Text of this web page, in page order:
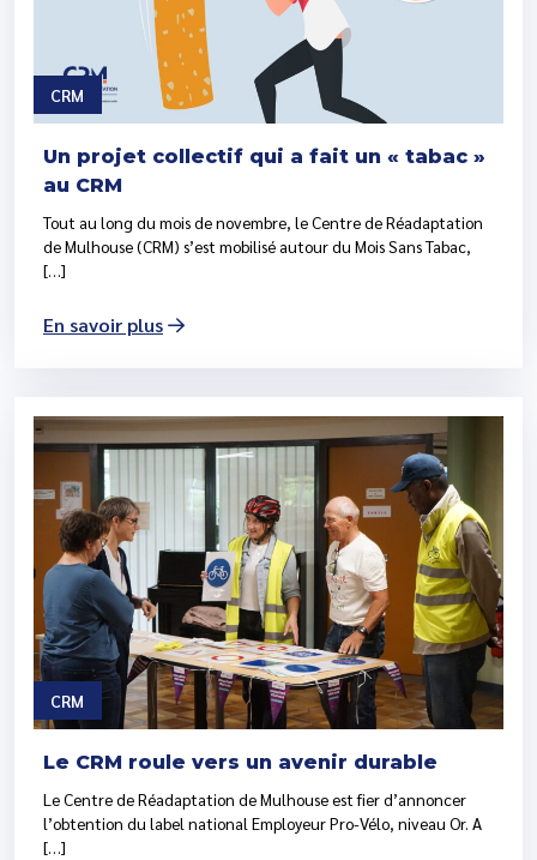
CRM
Un projet collectif qui a fait un « tabac »
au CRM
Tout au long du mois de novembre, le Centre de Réadaptation
de Mulhouse (CRM) s’est mobilisé autour du Mois Sans Tabac,
[…]
En savoir plus
CRM
Le CRM roule vers un avenir durable
Le Centre de Réadaptation de Mulhouse est fier d’annoncer
l’obtention du label national Employeur Pro-Vélo, niveau Or. A
[…]